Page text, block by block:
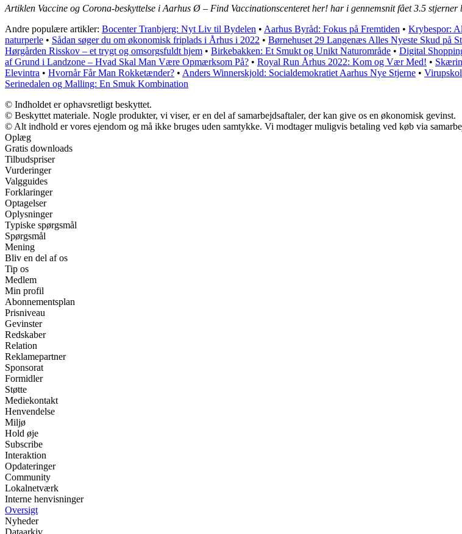
Artiklen Vaccine og Corona-beskyttelse i Aarhus Ø – Find Vaccinationscenteret her! har i gennemsnit fået3.5 stjerner
Andre populære artikler: Bocenter Tranbjerg: Nyt Liv til Bydelen • Aarhus Byråd: Fokus på Fremtiden • Krybespor:
naturperle • Sådan søger du om økonomisk friplads i Århus i 2022 • Børnehuset 29 Langenæs Alles Nyeste Skud på
Hørgården Risskov – et trygt og omsorgsfuldt hjem • Birkebakken: Et Smukt og Unikt Naturområde • Digital
af Grund i Landzone – Hvad Skal Man Være Opmærksom På? • Royal Run Århus 2022: Kom og Vær Med! •
Elevintra • Hvornår Får Man Rokketænder? • Anders Winnerskjold: Socialdemokratiet Aarhus Nye Stjerne •
Serinedalen og Malling: En Smuk Kombination
© Indholdet er ophavsretligt beskyttet.
© Beskyttet materiale. Nogle produkter, vi viser, er en del af samarbejdsaftaler, der kan give os en økonomisk gevinst.
© Alt indhold er vores ejendom og må ikke bruges uden samtykke. Vi modtager muligvis betaling ved køb via
Oplæg
Gratis downloads
Tilbudspriser
Vurderinger
Valgguides
Forklaringer
Optagelser
Oplysninger
Typiske spørgsmål
Spørgsmål
Mening
Bliv en del af os
Tip os
Medlem
Min profil
Abonnementsplan
Prisniveau
Gevinster
Redskaber
Relation
Reklamepartner
Sponsorat
Formidler
Støtte
Mediekontakt
Henvendelse
Miljø
Hold øje
Subscribe
Interaktion
Opdateringer
Community
Lokalnetværk
Interne henvisninger
Oversigt
Nyheder
Dataarkiv